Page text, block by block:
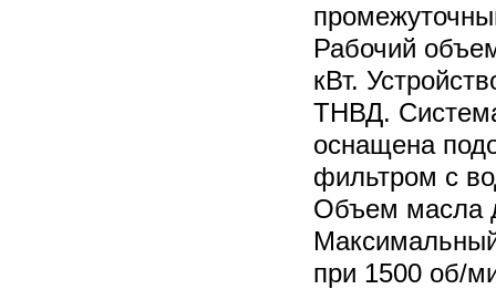
Рабочий
кВт.
ТНВД.
оснащена
фильтром с
Объем масла
при 1500 об/